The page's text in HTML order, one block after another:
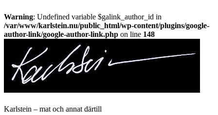
Warning: Undefined variable $galink_author_id in
/var/www/karlstein.nu/public_html/wp-content/plugins/google-
author-link/google-author-link.php on line 148
innehåll
Karlstein – mat och annat därtill